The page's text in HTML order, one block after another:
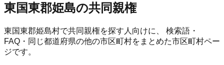
東国東郡姫島の共同親権
東国東郡姫島村で共同親権を探す人向けに、 検索語・
FAQ・同じ都道府県の他の市区町村をまとめた市区町村ペー
ジです。